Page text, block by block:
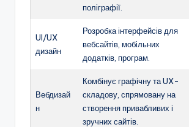
поліграфії.
UI/UX
дизайн
Розробка інтерфейсів для
вебсайтів, мобільних
додатків, програм.
Вебдизай
н
Комбінує графічну та UX-
складову, спрямовану на
створення привабливих і
зручних сайтів.